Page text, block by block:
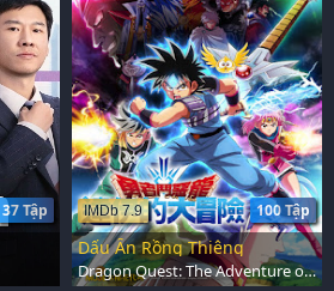
37 Tập 100 Tập
IMDb 7.9
Dấu Ấn Rồng Thiêng
Dragon Quest: The Adventure of Dai (2020)